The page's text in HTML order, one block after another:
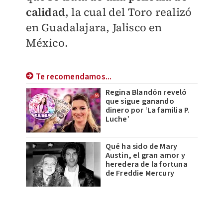
calidad, la cual del Toro realizó
en Guadalajara, Jalisco en
México.
Te recomendamos...
Regina Blandón reveló
que sigue ganando
dinero por ‘La familia P.
Luche’
Qué ha sido de Mary
Austin, el gran amor y
heredera de la fortuna
de Freddie Mercury